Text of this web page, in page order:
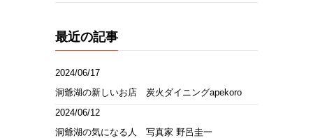
最近の記事
2024/06/17
洞爺湖の新しいお店 炭火ダイニングapekoro
2024/06/12
洞爺湖の気になる人 写真家 野呂圭一